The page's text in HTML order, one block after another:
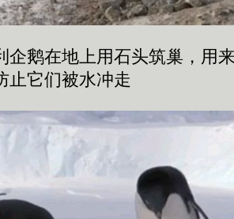
鹅在地上用石头筑巢，用
止它们被水冲走